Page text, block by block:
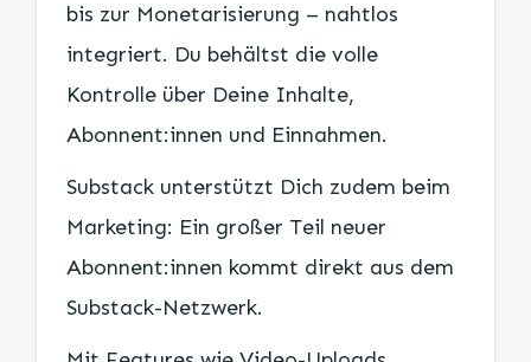
bis zur Monetarisierung – nahtlos
integriert. Du behältst die volle
Kontrolle über Deine Inhalte,
Abonnent:innen und Einnahmen.
Substack unterstützt Dich zudem beim
Marketing: Ein großer Teil neuer
Abonnent:innen kommt direkt aus dem
Substack-Netzwerk.